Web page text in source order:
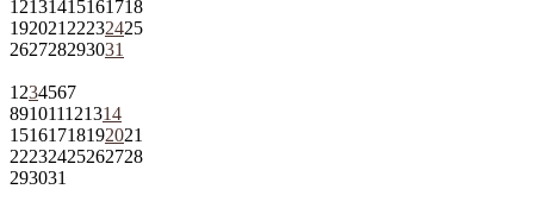
12131415161718
192021 22232425
262728293031
1 234567
891011121314
15161718192021
22232425262728
293031